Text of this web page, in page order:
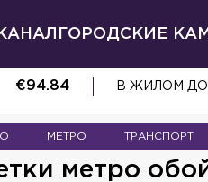
ГОРОДСКИЕ
€94.84 С
МЕТРО ТРАНСПОРТ
метро